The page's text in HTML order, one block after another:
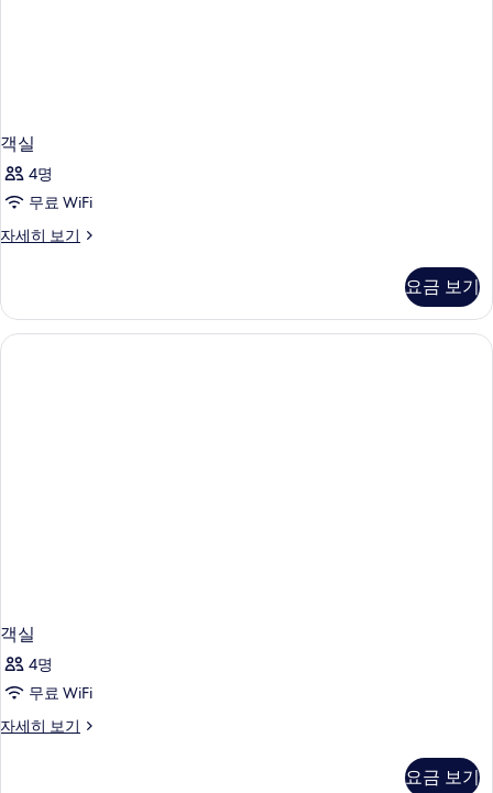
객실
4명
무료 WiFi
자세히 보기
객
히
보
기
요금 보기
객실
4명
무료 WiFi
자세히 보기
객
요금 보기